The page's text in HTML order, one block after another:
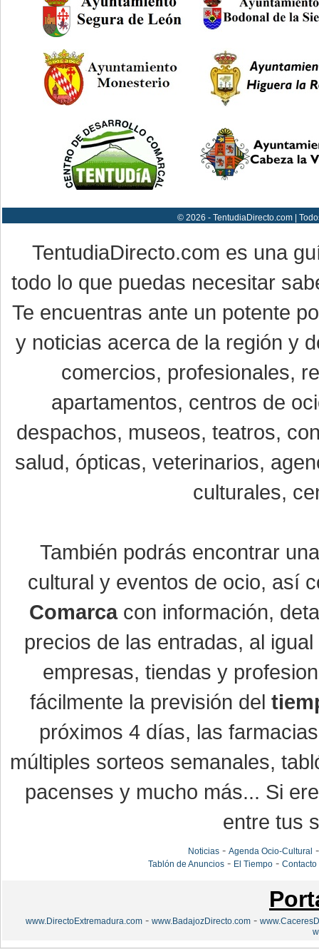
© 2026 - TentudiaDirecto.com |
TentudiaDirecto.com es una
todo lo que puedas necesitar
Te encuentras ante un potente
y noticias acerca de la región y
comercios, profesionales,
apartamentos, centros de
despachos, museos, teatros,
salud, ópticas, veterinarios,
culturales,
También podrás encontrar
cultural y eventos de ocio, así
Comarcacon información,
precios de las entradas, al
empresas, tiendas y
fácilmente la previsión del
próximos 4 días, las
múltiples sorteos semanales,
pacenses y mucho más... Si
entre tus
Noticias- Agenda Ocio-Cultural
Tablón de Anuncios- El Tiempo- Contacto
www.DirectoExtremadura.com - www.BadajozDirecto.com -